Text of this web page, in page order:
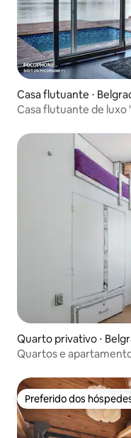
Casa flutuante ⋅
Casa flutuante de
Quarto privativo ⋅
Quartos e
Preferido dos
Preferido dos